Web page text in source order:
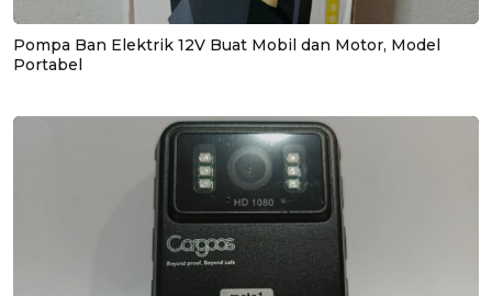
Pompa Ban Elektrik 12V Buat Mobil dan Motor, Model
Portabel